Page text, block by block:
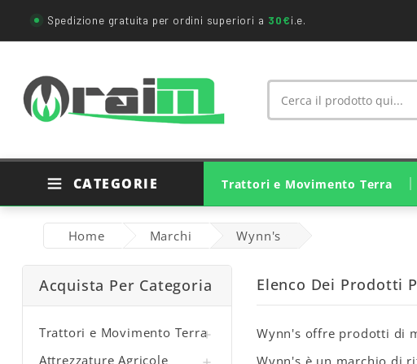
Spedizione gratuita per ordini superiori a 30€i.e.
CATEGORIE Trattori e Movimento Terra
Home Marchi Wynn's
Acquista Per Categoria
Trattori e Movimento Terra

Attrezzature Agricole
Elenco Dei Prodotti
Wynn's offre prodotti di
Wynn's è un marchio di